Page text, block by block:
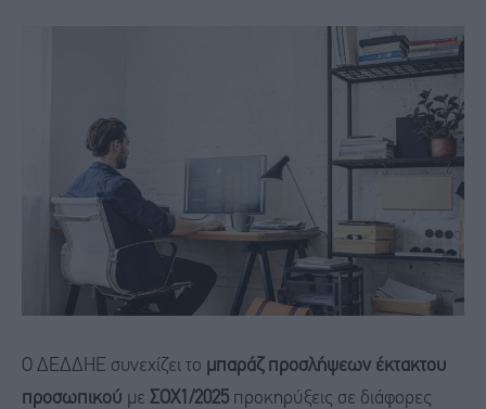
Ο ΔΕΔΔΗΕ συνεχίζει το μπαράζ προσλήψεων έκτακτου
προσωπικού με ΣΟΧ1/2025 προκηρύξεις σε διάφορες